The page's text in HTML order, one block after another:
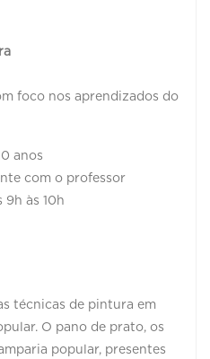
foco nos aprendizados do
anos
com o professor
9h às 10h
técnicas de pintura em
O pano de prato, os
popular, presentes